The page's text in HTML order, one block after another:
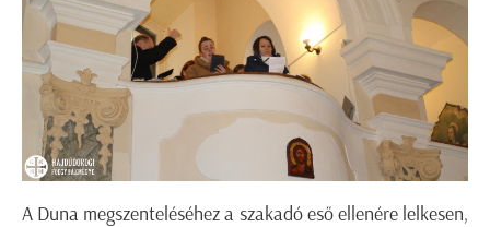
A Duna megszenteléséhez a szakadó eső ellenére lelkesen,